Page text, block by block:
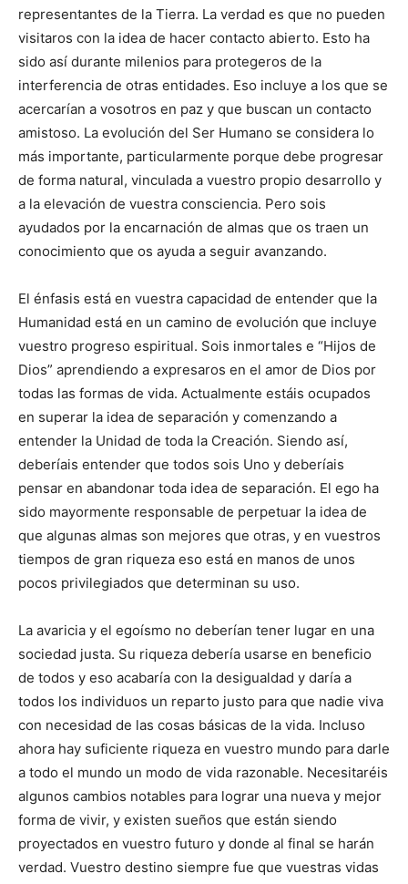
representantes de la Tierra. La verdad es que no pueden
visitaros con la idea de hacer contacto abierto. Esto ha
sido así durante milenios para protegeros de la
interferencia de otras entidades. Eso incluye a los que se
acercarían a vosotros en paz y que buscan un contacto
amistoso. La evolución del Ser Humano se considera lo
más importante, particularmente porque debe progresar
de forma natural, vinculada a vuestro propio desarrollo y
a la elevación de vuestra consciencia. Pero sois
ayudados por la encarnación de almas que os traen un
conocimiento que os ayuda a seguir avanzando.
El énfasis está en vuestra capacidad de entender que la
Humanidad está en un camino de evolución que incluye
vuestro progreso espiritual. Sois inmortales e “Hijos de
Dios” aprendiendo a expresaros en el amor de Dios por
todas las formas de vida. Actualmente estáis ocupados
en superar la idea de separación y comenzando a
entender la Unidad de toda la Creación. Siendo así,
deberíais entender que todos sois Uno y deberíais
pensar en abandonar toda idea de separación. El ego ha
sido mayormente responsable de perpetuar la idea de
que algunas almas son mejores que otras, y en vuestros
tiempos de gran riqueza eso está en manos de unos
pocos privilegiados que determinan su uso.
La avaricia y el egoísmo no deberían tener lugar en una
sociedad justa. Su riqueza debería usarse en beneficio
de todos y eso acabaría con la desigualdad y daría a
todos los individuos un reparto justo para que nadie viva
con necesidad de las cosas básicas de la vida. Incluso
ahora hay suficiente riqueza en vuestro mundo para darle
a todo el mundo un modo de vida razonable. Necesitaréis
algunos cambios notables para lograr una nueva y mejor
forma de vivir, y existen sueños que están siendo
proyectados en vuestro futuro y donde al final se harán
verdad. Vuestro destino siempre fue que vuestras vidas